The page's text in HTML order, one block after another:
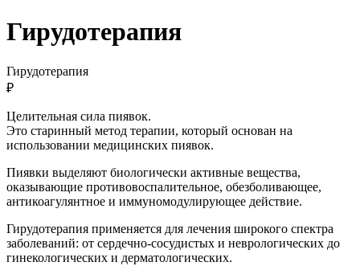
Гирудотерапия
Гирудотерапия
₽
Целительная сила пиявок.
Это старинный метод терапии, который основан на
использовании медицинских пиявок.
Пиявки выделяют биологически активные вещества,
оказывающие противовоспалительное, обезболивающее,
антикоагулянтное и иммуномодулирующее действие.
Гирудотерапия применяется для лечения широкого спектра
заболеваний: от сердечно-сосудистых и неврологических до
гинекологических и дерматологических.